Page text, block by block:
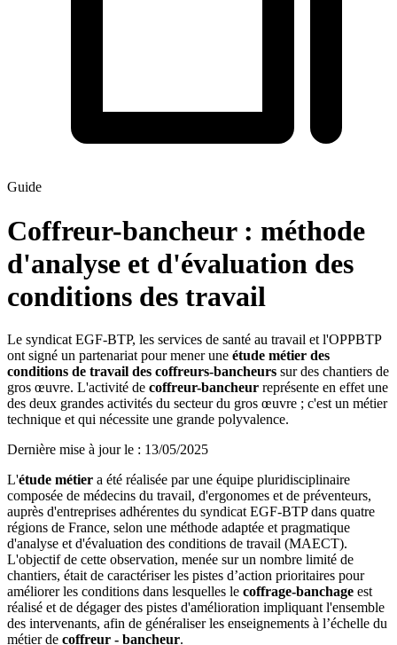
Guide
Coffreur-bancheur : méthode
d'analyse et d'évaluation des
conditions des travail
Le syndicat EGF-BTP, les services de santé au travail et l'OPPBTP
ont signé un partenariat pour mener une étude métier des
conditions de travail des coffreurs-bancheurs sur des chantiers de
gros œuvre. L'activité de coffreur-bancheur représente en effet une
des deux grandes activités du secteur du gros œuvre ; c'est un métier
technique et qui nécessite une grande polyvalence.
Dernière mise à jour le : 13/05/2025
L'étude métier a été réalisée par une équipe pluridisciplinaire
composée de médecins du travail, d'ergonomes et de préventeurs,
auprès d'entreprises adhérentes du syndicat EGF-BTP dans quatre
régions de France, selon une méthode adaptée et pragmatique
d'analyse et d'évaluation des conditions de travail (MAECT).
L'objectif de cette observation, menée sur un nombre limité de
chantiers, était de caractériser les pistes d’action prioritaires pour
améliorer les conditions dans lesquelles le coffrage-banchage est
réalisé et de dégager des pistes d'amélioration impliquant l'ensemble
des intervenants, afin de généraliser les enseignements à l’échelle du
métier de coffreur - bancheur.